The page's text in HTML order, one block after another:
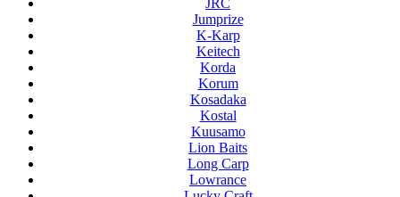
JRC
Jumprize
K-Karp
Keitech
Korda
Korum
Kosadaka
Kostal
Kuusamo
Lion Baits
Long Carp
Lowrance